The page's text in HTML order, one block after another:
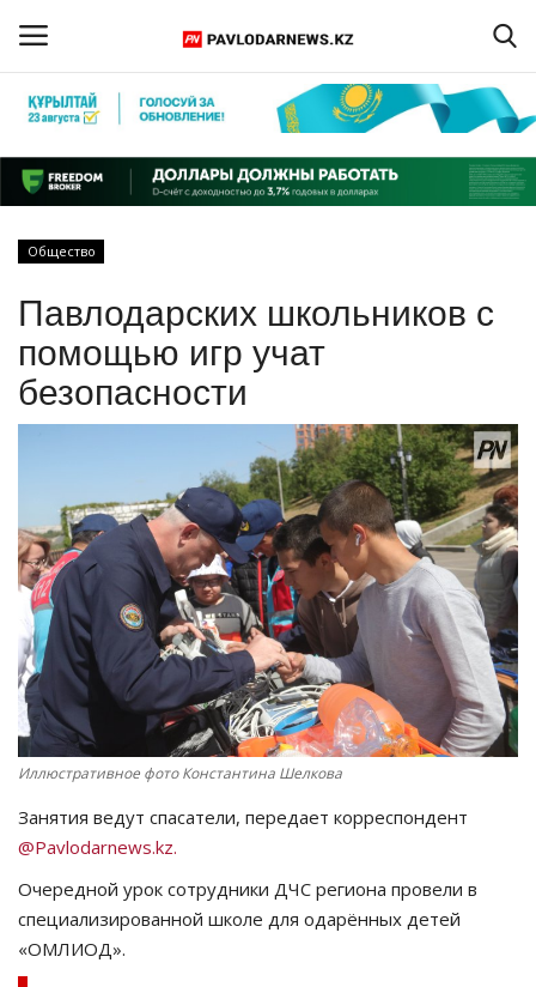
Регистрация
Главная
ПАВЛОДАРСКАЯ ОБЛАСТЬ
КАЗАХСТАН
СПЕЦПРОЕКТЫ
СПОРТ
Чек-лист
РАЗВЛЕЧЕНИЯ
OFFICIAL
Курултай
Язык
Қазақша Русский
Общество
Павлодарских школьников с
помощью игр учат
безопасности
Иллюстративное фото Константина Шелкова
Занятия ведут спасатели, передает корреспондент
@Pavlodarnews.kz.
Очередной урок сотрудники ДЧС региона провели в
специализированной школе для одарённых детей
«ОМЛИОД».